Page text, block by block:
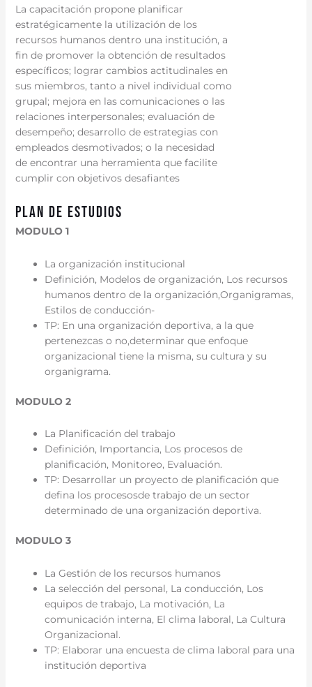
La capacitación propone planificar
estratégicamente la utilización de los
recursos humanos dentro una institución, a
fin de promover la obtención de resultados
específicos; lograr cambios actitudinales en
sus miembros, tanto a nivel individual como
grupal; mejora en las comunicaciones o las
relaciones interpersonales; evaluación de
desempeño; desarrollo de estrategias con
empleados desmotivados; o la necesidad
de encontrar una herramienta que facilite
cumplir con objetivos desafiantes
Plan de estudios
MODULO 1
La organización institucional
Definición, Modelos de organización, Los recursos
humanos dentro de la organización,Organigramas,
Estilos de conducción-
TP: En una organización deportiva, a la que
pertenezcas o no,determinar que enfoque
organizacional tiene la misma, su cultura y su
organigrama.
MODULO 2
La Planificación del trabajo
Definición, Importancia, Los procesos de
planificación, Monitoreo, Evaluación.
TP: Desarrollar un proyecto de planificación que
defina los procesosde trabajo de un sector
determinado de una organización deportiva.
MODULO 3
La Gestión de los recursos humanos
La selección del personal, La conducción, Los
equipos de trabajo, La motivación, La
comunicación interna, El clima laboral, La Cultura
Organizacional.
TP: Elaborar una encuesta de clima laboral para una
institución deportiva